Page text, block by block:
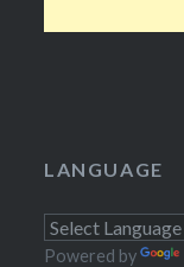
LANGUAGE
Powered by